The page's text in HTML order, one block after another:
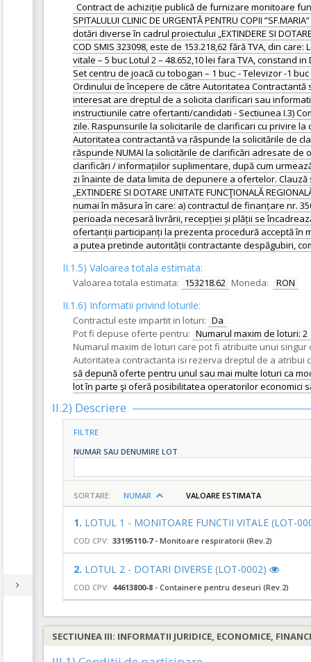
Contract de achiziție publică de furnizare monitoare functii
SPITALULUI CLINIC DE URGENTĂ PENTRU COPII
dotări diverse în cadrul proiectului „EXTINDERE SI DOTARE
COD SMIS 323098, este de 153.218,62 fără TVA, din
vitale – 5 buc Lotul 2 – 48.652,10 lei fara TVA, constand
Set centru de joacă cu tobogan – 1 buc; - Televizor -1
Ordinului de începere de către Autoritatea
interesat are dreptul de a solicita clarificari sau
instructiunile catre ofertanti/candidati - Sectiunea I.3)
zile. Raspunsurile la solicitarile de clarificari cu privire
Autoritatea contractantă va răspunde la solicitările de
răspunde NUMAI la solicitările de clarificări adresate
clarificări / informațiilor suplimentare, după cum
zi înainte de data limita de depunere a ofertelor.
„EXTINDERE SI DOTARE UNITATE FUNCŢIONALĂ
numai în măsura în care: a) contractul de finanțare nr.
perioada necesară livrării, recepției și plății se
ofertanții participanți la prezenta procedură acceptă în
a putea pretinde autorității contractante despăgubiri,
II.1.5) Valoarea totala estimata:
Valoarea totala estimata: 153218.62 Moneda: RON
II.1.6) Informatii privind loturile:
Contractul este impartit in loturi: Da
Pot fi depuse oferte pentru: Numarul maxim de loturi: 2
Numarul maxim de loturi care pot fi atribuite unui singur
Autoritatea contractanta isi rezerva dreptul de a
să depună oferte pentru unul sau mai multe loturi ca
lot în parte şi oferă posibilitatea operatorilor economici
II.2) Descriere
FILTRE
NUMAR SAU DENUMIRE LOT
SORTARE: NUMAR VALOARE ESTIMATA
1. LOTUL 1 - MONITOARE FUNCTII VITALE (LOT-
COD CPV: 33195110-7- Monitoare respiratorii (Rev.2)
2. LOTUL 2 - DOTARI DIVERSE (LOT-0002)
COD CPV: 44613800-8 - Containere pentru deseuri (Rev.2)
SECTIUNEA III: INFORMATII JURIDICE, ECONOMICE,